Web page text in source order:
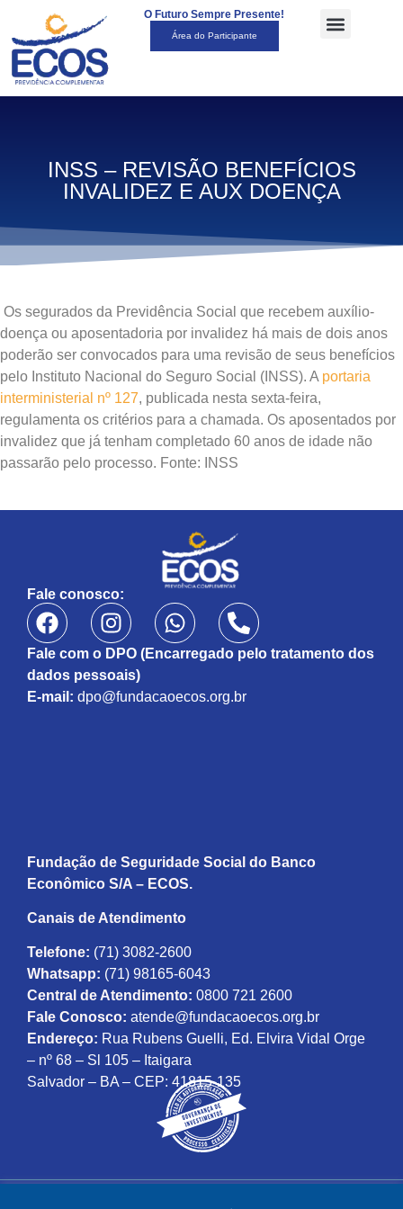
O Futuro Sempre Presente!
Área do Participante
INSS – REVISÃO BENEFÍCIOS
INVALIDEZ E AUX DOENÇA
​ Os segurados da Previdência Social que recebem auxílio-
doença ou aposentadoria por invalidez há mais de dois anos
poderão ser convocados para uma revisão de seus benefícios
pelo Instituto Nacional do Seguro Social (INSS). A portaria
interministerial nº 127, publicada nesta sexta-feira,
regulamenta os critérios para a chamada. Os aposentados por
invalidez que já tenham completado 60 anos de idade não
passarão pelo processo. Fonte: INSS
Fale conosco:
Fale com o DPO (Encarregado pelo tratamento dos
dados pessoais)
E-mail: dpo@fundacaoecos.org.br
Fundação de Seguridade Social do Banco
Econômico S/A – ECOS.
Canais de Atendimento
Telefone: (71) 3082-2600
Whatsapp: (71) 98165-6043
Central de Atendimento: 0800 721 2600
Fale Conosco: atende@fundacaoecos.org.br
Endereço: Rua Rubens Guelli, Ed. Elvira Vidal Orge
– nº 68 – Sl 105 – Itaigara
Salvador – BA – CEP: 41815-135